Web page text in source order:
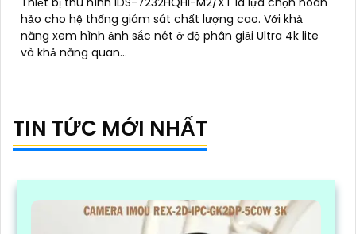
hảo cho hệ thống giám sát chất lượng cao. Với khả
năng xem hình ảnh sắc nét ở độ phân giải Ultra 4k lite
và khả năng quan...
TIN TỨC MỚI NHẤT